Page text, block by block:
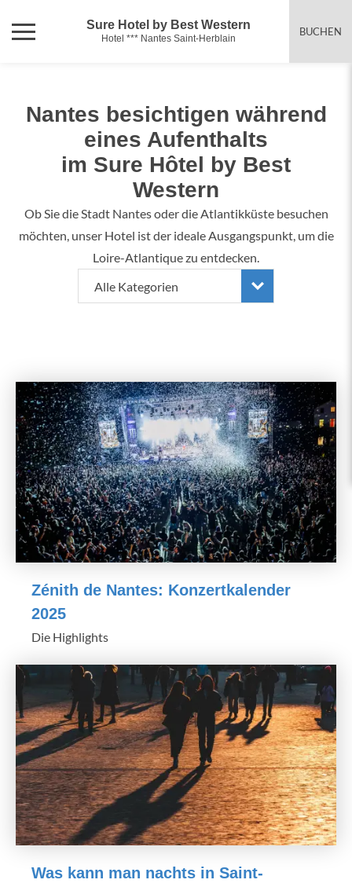
Sure Hotel by Best Western
Hotel *** Nantes Saint-Herblain
BUCHEN
Nantes besichtigen während
eines Aufenthalts
im Sure Hôtel by Best
Western
Ob Sie die Stadt Nantes oder die Atlantikküste besuchen
möchten, unser Hotel ist der ideale Ausgangspunkt, um die
Loire-Atlantique zu entdecken.
Zénith de Nantes: Konzertkalender
2025
Die Highlights
Was kann man nachts in Saint-